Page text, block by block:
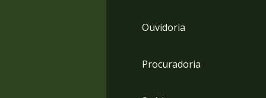
Ouvidoria
Procuradoria